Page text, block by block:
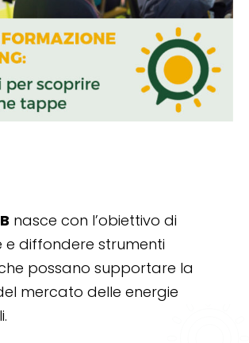
nasce con l’obiettivo di
e diffondere strumenti
possano supportare la
mercato delle energie